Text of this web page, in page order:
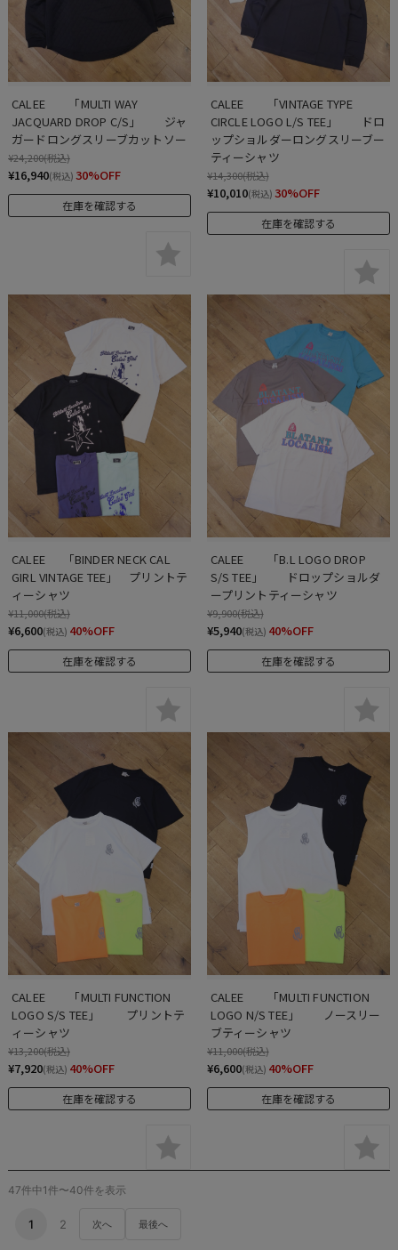
CALEE　　「MULTI WAY
JACQUARD DROP C/S」　　ジャ
ガードロングスリーブカットソー
¥24,200(税込)
¥16,940(税込) 30%OFF
在庫を確認する
CALEE　　「VINTAGE TYPE
CIRCLE LOGO L/S TEE」　　ドロ
ップショルダーロングスリーブー
ティーシャツ
¥14,300(税込)
¥10,010(税込) 30%OFF
在庫を確認する
CALEE 　 「BINDER NECK CAL
GIRL VINTAGE TEE」    プリントテ
ィーシャツ
¥11,000(税込)
¥6,600(税込) 40%OFF
在庫を確認する
CALEE　　「B.L LOGO DROP
S/S TEE」　　ドロップショルダ
ープリントティーシャツ
¥9,900(税込)
¥5,940(税込) 40%OFF
在庫を確認する
CALEE　　「MULTI FUNCTION
LOGO S/S TEE」　　 プリントテ
ィーシャツ
¥13,200(税込)
¥7,920(税込) 40%OFF
在庫を確認する
CALEE　　「MULTI FUNCTION
LOGO N/S TEE」　　ノースリー
ブティーシャツ
¥11,000(税込)
¥6,600(税込) 40%OFF
在庫を確認する
47件中1件〜40件を表示
1 2 次へ 最後へ